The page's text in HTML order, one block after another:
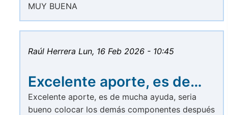
MUY BUENA
Raúl Herrera Lun, 16 Feb 2026 - 10:45
Excelente aporte, es de…
Excelente aporte, es de mucha ayuda, seria
bueno colocar los demás componentes después